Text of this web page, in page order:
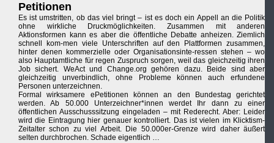
Petitionen
Es ist umstritten, ob das viel bringt – ist es doch ein Appell an die Politik
ohne wirkliche Druckmöglichkeiten. Zusammen mit anderen
Aktionsformen kann es aber die öffentliche Debatte anheizen. Ziemlich
schnell kom-men viele Unterschriften auf den Plattformen zusammen,
hinter denen kommerzielle oder Organisationsinte-ressen stehen – wo
also Hauptamtliche für regen Zuspruch sorgen, weil das gleichzeitig ihren
Job sichert. WeAct und Change.org gehören dazu. Beide sind aber
gleichzeitig unverbindlich, ohne Probleme können auch erfundene
Personen unterzeichnen.
Formal wirksamere ePetitionen können an den Bundestag gerichtet
werden. Ab 50.000 Unterzeichner*innen werdet Ihr dann zu einer
öffentlichen Ausschusssitzung eingeladen – mit Rederecht. Aber: Leider
wird die Eintragung hier genauer kontrolliert. Das ist vielen im Klicktism-
Zeitalter schon zu viel Arbeit. Die 50.000er-Grenze wird daher äußert
selten durchbrochen. Schade eigentlich …